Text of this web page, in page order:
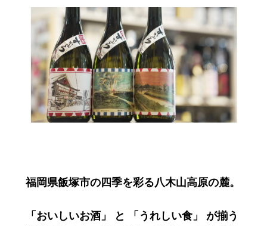
福岡県飯塚市の四季を彩る八木山高原の麓。
「おいしいお酒」 と 「うれしい食」 が揃う